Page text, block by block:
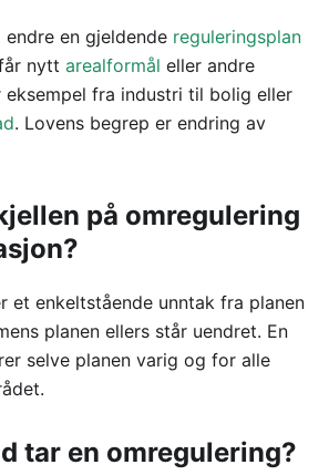
endre en gjeldende reguleringsplan
nytt arealformål eller andre
eksempel fra industri til bolig eller
. Lovens begrep er endring av
på omregulering
et enkeltstående unntak fra planen
planen ellers står uendret. En
selve planen varig og for alle
tar en omregulering?